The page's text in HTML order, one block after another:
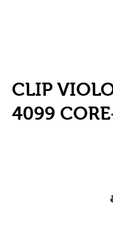
CLIP
4099